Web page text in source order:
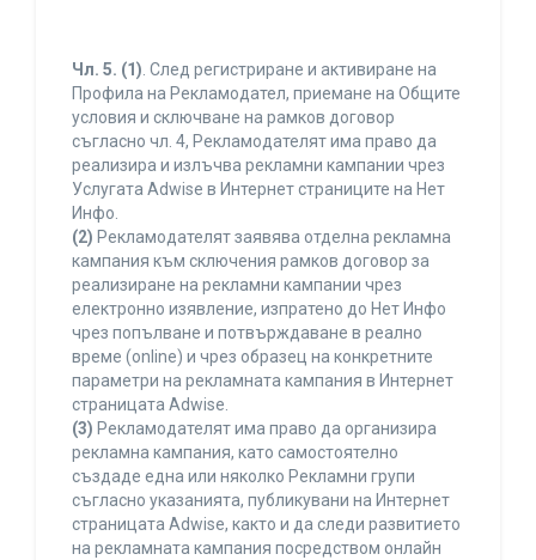
Чл. 5. (1). След регистриране и активиране на
Профила на Рекламодател, приемане на Общите
условия и сключване на рамков договор
съгласно чл. 4, Рекламодателят има право да
реализира и излъчва рекламни кампании чрез
Услугата Adwise в Интернет страниците на Нет
Инфо.
(2) Рекламодателят заявява отделна рекламна
кампания към сключения рамков договор за
реализиране на рекламни кампании чрез
електронно изявление, изпратено до Нет Инфо
чрез попълване и потвърждаване в реално
време (online) и чрез образец на конкретните
параметри на рекламната кампания в Интернет
страницата Adwise.
(3) Рекламодателят има право да организира
рекламна кампания, като самостоятелно
създаде една или няколко Рекламни групи
съгласно указанията, публикувани на Интернет
страницата Adwise, както и да следи развитието
на рекламната кампания посредством онлайн